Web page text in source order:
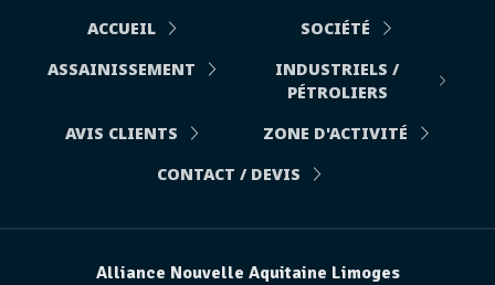
ACCUEIL
SOCIÉTÉ
ASSAINISSEMENT
INDUSTRIELS /
PÉTROLIERS
AVIS CLIENTS
ZONE D'ACTIVITÉ
CONTACT / DEVIS
Alliance Nouvelle Aquitaine Limoges